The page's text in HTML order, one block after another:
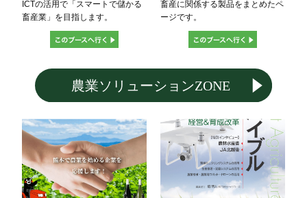
ICTの活用で「スマートで儲かる
畜産業」を目指します。
畜産に関係する製品をまとめたペ
ージです。